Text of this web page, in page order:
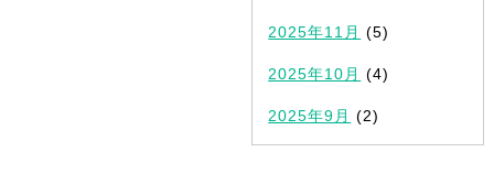
2025年11月 (5)
2025年10月 (4)
2025年9月 (2)